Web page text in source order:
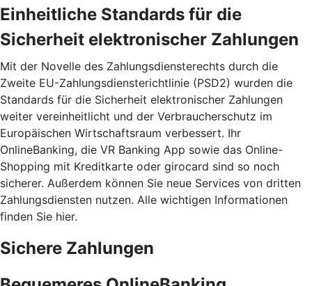
Einheitliche Standards für die
Sicherheit elektronischer Zahlungen
Mit der Novelle des Zahlungsdiensterechts durch die
Zweite EU-Zahlungsdiensterichtlinie (PSD2) wurden die
Standards für die Sicherheit elektronischer Zahlungen
weiter vereinheitlicht und der Verbraucherschutz im
Europäischen Wirtschaftsraum verbessert. Ihr
OnlineBanking, die VR Banking App sowie das Online-
Shopping mit Kreditkarte oder girocard sind so noch
sicherer. Außerdem können Sie neue Services von dritten
Zahlungsdiensten nutzen. Alle wichtigen Informationen
finden Sie hier.
Sichere Zahlungen